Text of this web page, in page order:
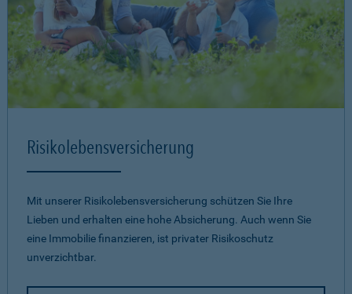
Risikolebensversicherung
Mit unserer Risikolebensversicherung schützen Sie Ihre
Lieben und erhalten eine hohe Absicherung. Auch wenn Sie
eine Immobilie finanzieren, ist privater Risikoschutz
unverzichtbar.